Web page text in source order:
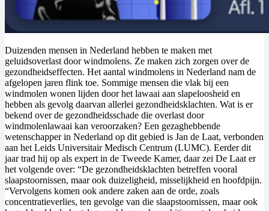
Duizenden mensen in Nederland hebben te maken met
geluidsoverlast door windmolens. Ze maken zich zorgen over de
gezondheidseffecten. Het aantal windmolens in Nederland nam de
afgelopen jaren flink toe. Sommige mensen die vlak bij een
windmolen wonen lijden door het lawaai aan slapeloosheid en
hebben als gevolg daarvan allerlei gezondheidsklachten. Wat is er
bekend over de gezondheidsschade die overlast door
windmolenlawaai kan veroorzaken? Een gezaghebbende
wetenschapper in Nederland op dit gebied is Jan de Laat, verbonden
aan het Leids Universitair Medisch Centrum (LUMC). Eerder dit
jaar trad hij op als expert in de Tweede Kamer, daar zei De Laat er
het volgende over: “De gezondheidsklachten betreffen vooral
slaapstoornissen, maar ook duizeligheid, misselijkheid en hoofdpijn.
“Vervolgens komen ook andere zaken aan de orde, zoals
concentratieverlies, ten gevolge van die slaapstoornissen, maar ook